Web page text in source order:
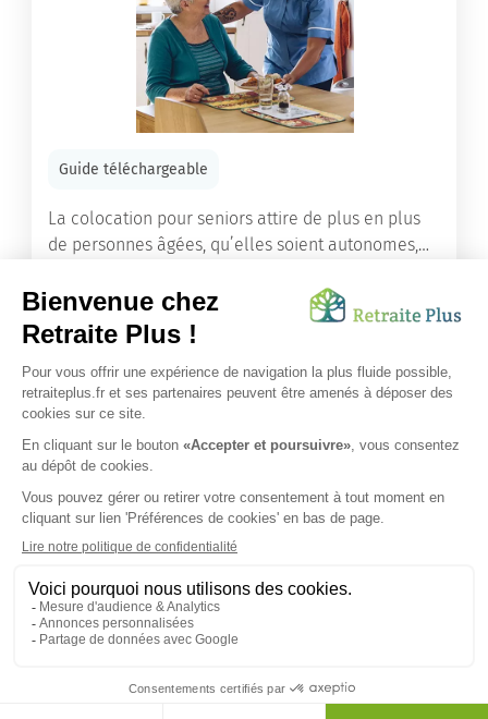
Guide téléchargeable
La colocation pour seniors attire de plus en plus
de personnes âgées, qu’elles soient autonomes,
Lire l'article
Vous avez besoin d’une aide de nos équipes ?
Obtenir les tarifs & disponibilités
SUIVEZ-NOUS SUR :
Protection données personnelles
Nous vous informons de l'existence de la liste d'opposition
au démarchage téléphonique. Inscription surbloctel.gouv.fr